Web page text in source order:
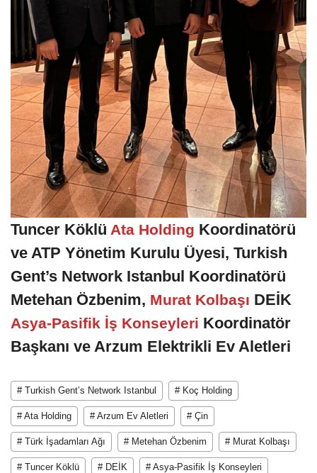
Tuncer Köklü Ata Holding Koordinatörü
ve ATP Yönetim Kurulu Üyesi, Turkish
Gent’s Network Istanbul Koordinatörü
Metehan Özbenim, Murat Kolbaşı DEİK
Asya-Pasifik İş Konseyleri Koordinatör
Başkanı ve Arzum Elektrikli Ev Aletleri
# Turkish Gent’s Network Istanbul # Koç Holding
# Ata Holding # Arzum Ev Aletleri # Çin
# Türk İşadamları Ağı # Metehan Özbenim # Murat Kolbaşı
# Tuncer Köklü # DEİK # Asya-Pasifik İş Konseyleri